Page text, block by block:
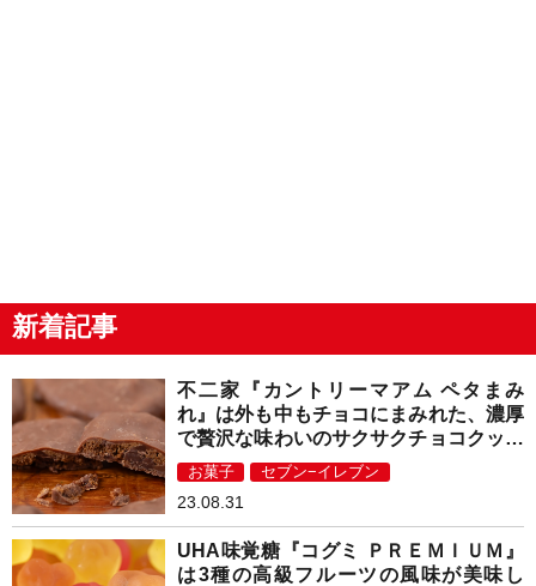
新着記事
不二家『カントリーマアム ペタまみ
れ』は外も中もチョコにまみれた、濃厚
で贅沢な味わいのサクサクチョコクッキ
ー！
お菓子 セブン−イレブン
23.08.31
UHA味覚糖『コグミ ＰＲＥＭＩＵＭ』
は3種の高級フルーツの風味が美味し